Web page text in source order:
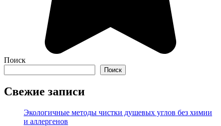
Поиск
Поиск
Свежие записи
Экологичные методы чистки душевых углов без химии
и аллергенов